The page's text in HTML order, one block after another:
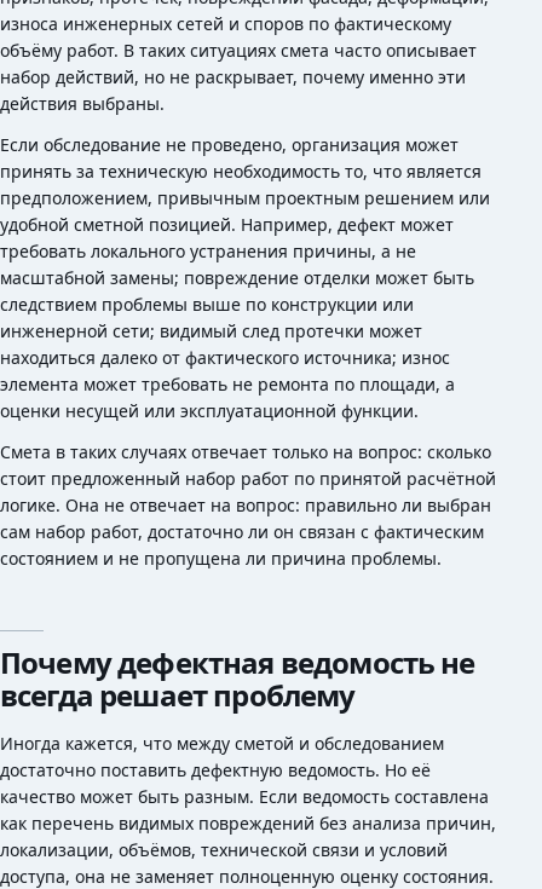
износа инженерных сетей и споров по фактическому
объёму работ. В таких ситуациях смета часто описывает
набор действий, но не раскрывает, почему именно эти
действия выбраны.
Если обследование не проведено, организация может
принять за техническую необходимость то, что является
предположением, привычным проектным решением или
удобной сметной позицией. Например, дефект может
требовать локального устранения причины, а не
масштабной замены; повреждение отделки может быть
следствием проблемы выше по конструкции или
инженерной сети; видимый след протечки может
находиться далеко от фактического источника; износ
элемента может требовать не ремонта по площади, а
оценки несущей или эксплуатационной функции.
Смета в таких случаях отвечает только на вопрос: сколько
стоит предложенный набор работ по принятой расчётной
логике. Она не отвечает на вопрос: правильно ли выбран
сам набор работ, достаточно ли он связан с фактическим
состоянием и не пропущена ли причина проблемы.
Почему дефектная ведомость не
всегда решает проблему
Иногда кажется, что между сметой и обследованием
достаточно поставить дефектную ведомость. Но её
качество может быть разным. Если ведомость составлена
как перечень видимых повреждений без анализа причин,
локализации, объёмов, технической связи и условий
доступа, она не заменяет полноценную оценку состояния.